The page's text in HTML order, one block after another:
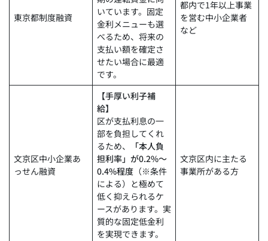
東京都制度融資
いています。固定
金利メニューも選
べるため、将来の
支払い額を確定さ
せたい場合に最適
です。
都内で1年以上事業
を営む中小企業者
など
文京区中小企業あ
っせん融資
【手厚い利子補
給】
区が支払利息の一
部を負担してくれ
るため、
「本人負
担利率」が0.2%〜
0.4%程度 （※条件
による）と極めて
低く抑えられるケ
ースがあります。実
質的な固定低金利
を実現できます。
文京区内に主たる
事業所がある方